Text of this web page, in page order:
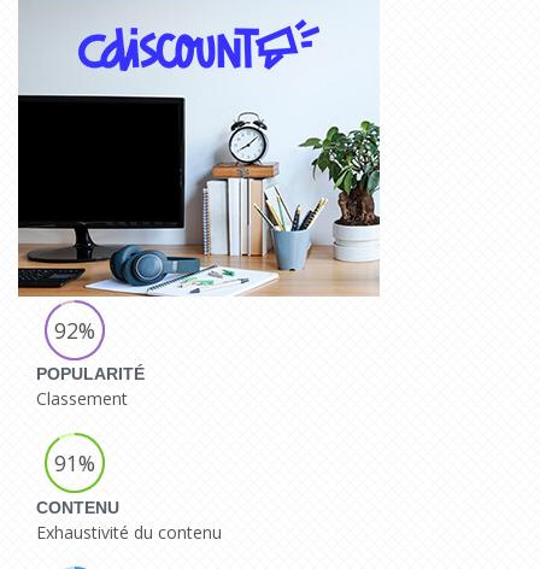
92%
POPULARITÉ
Classement
91%
CONTENU
Exhaustivité du contenu